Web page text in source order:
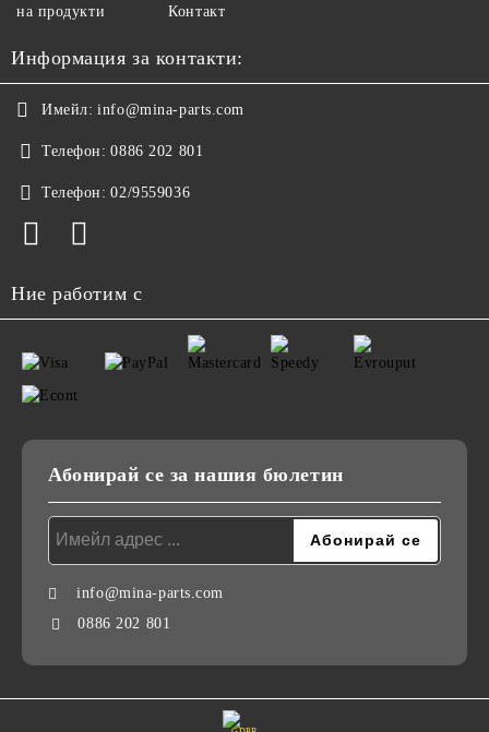
на продукти
Контакт
Информация за контакти:
Имейл: info@mina-parts.com
Телефон: 0886 202 801
Телефон: 02/9559036
Ние работим с
Абонирай се за нашия бюлетин
info@mina-parts.com
0886 202 801